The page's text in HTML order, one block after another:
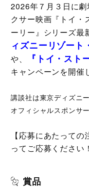
2026年７月３日に
クサー映画『トイ
ーリー』シリーズ最
ィズニーリゾート
や、 『トイ・スト
キャンペーンを開催
講談社は東京ディズニ
オフィシャルスポンサー
【応募にあたって
ってご応募ください！
賞品